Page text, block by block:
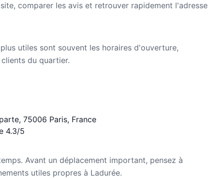
comparer les avis et retrouver rapidement l'adresse
utiles sont souvent les horaires d'ouverture,
du quartier.
75006 Paris, France
4.3/5
Avant un déplacement important, pensez à
utiles propres à Ladurée.